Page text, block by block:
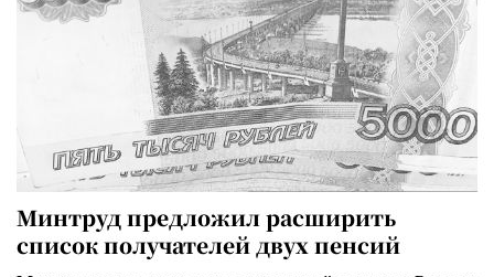
Минтруд предложил расширить
список получателей двух пенсий